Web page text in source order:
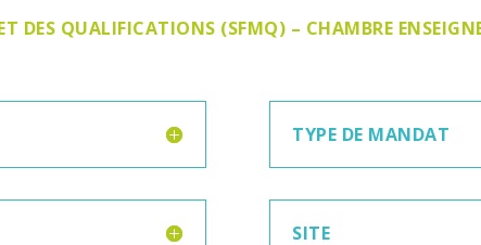
DES QUALIFICATIONS (SFMQ) – CHAMBRE
TYPE DE MANDAT
SITE